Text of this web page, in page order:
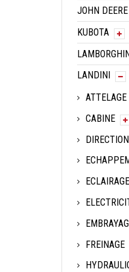
JOHN DEERE
KUBOTA
LANDINI
ATTELAGE
CABINE
DIRECTION
ECLAIRAGE
FREINAGE